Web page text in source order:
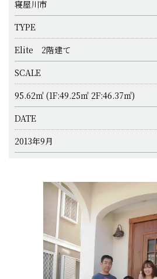
寝屋川市
TYPE
Elite 2階建て
SCALE
95.62㎡ (1F:49.25㎡ 2F:46.37㎡)
DATE
2013年9月